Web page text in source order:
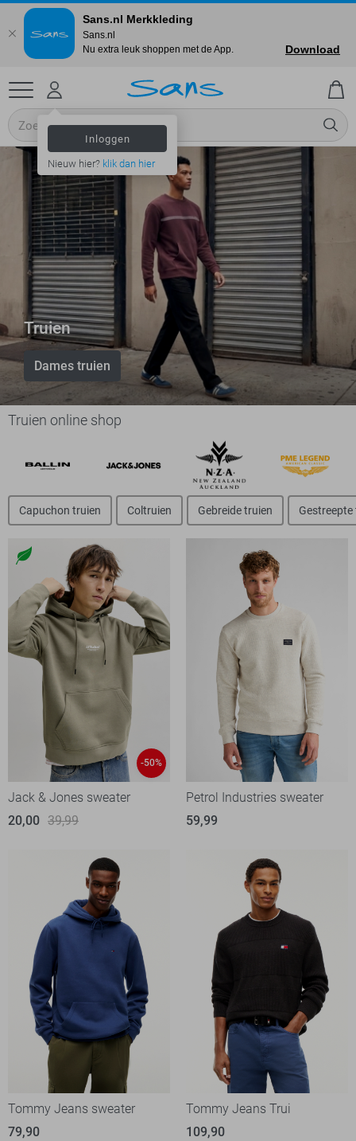
Inloggen
Nieuw hier? klik dan hier
Truien
Dames truien
Truien online shop
Capuchon truien Coltruien Gebreide truien
-50%
Jack & Jones sweater
20,00 39,99
Petrol Industries sweater
59,99
Tommy Jeans sweater
79,90
Tommy Jeans Trui
109,90
Sans.nl Merkkleding
Sans.nl
Nu extra leuk shoppen met de App.
Download